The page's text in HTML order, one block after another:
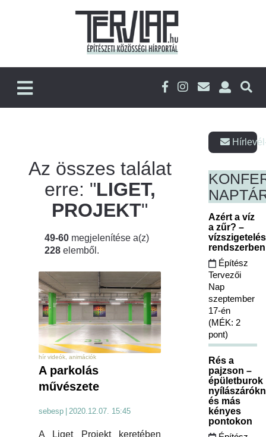
Az összes találat
erre: "LIGET,
PROJEKT"
49-60 megjelenítése a(z)
228 elemből.
hír videók, animációk
A parkolás
művészete
sebesp 2020.12.07. 15:45
A Liget Projekt keretében
Azért a víz
a zűr? –
Építész
Tervezői
Nap
szeptember
17-én
(MÉK: 2
pont)
Rés a
pajzson –
épületburok
és más
kényes
pontokon